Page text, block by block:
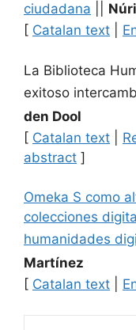
ciudadana
[ Catalan text
La Biblioteca
exitoso
den Dool
[ Catalan text
abstract ]
Omeka S como
colecciones
humanidades
Martínez
[ Catalan text